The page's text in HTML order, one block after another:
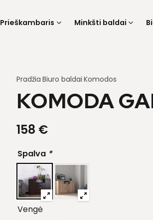
Prieškambaris Minkšti baldai
Pradžia Biuro baldai Komodos
KOMODA
158 €
Spalva *
Vengė